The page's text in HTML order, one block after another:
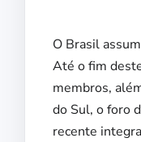
O Brasil
Até o fim
membros,
do Sul, o foro
recente